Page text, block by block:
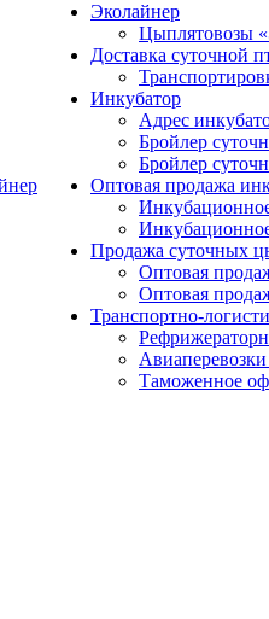
Эколайнер
Цыплятовозы
Доставка суточной
Инкубатор
Адрес
Бройлер
Бройлер
Оптовая продажа
Продажа суточных
Оптовая
Оптовая
Транспортно-
Авиаперевозки
Таможенное